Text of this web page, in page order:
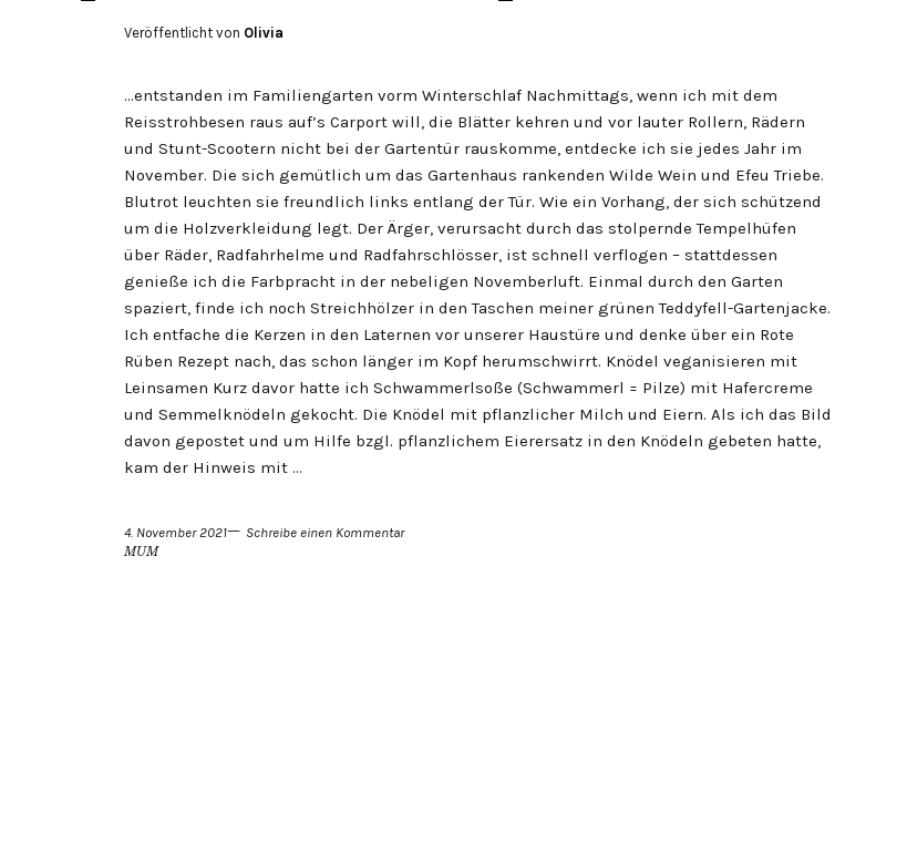
Veröffentlicht von Olivia
…entstanden im Familiengarten vorm Winterschlaf Nachmittags, wenn ich mit dem
Reisstrohbesen raus auf’s Carport will, die Blätter kehren und vor lauter Rollern, Rädern
und Stunt-Scootern nicht bei der Gartentür rauskomme, entdecke ich sie jedes Jahr im
November. Die sich gemütlich um das Gartenhaus rankenden Wilde Wein und Efeu Triebe.
Blutrot leuchten sie freundlich links entlang der Tür. Wie ein Vorhang, der sich schützend
um die Holzverkleidung legt. Der Ärger, verursacht durch das stolpernde Tempelhüfen
über Räder, Radfahrhelme und Radfahrschlösser, ist schnell verflogen – stattdessen
genieße ich die Farbpracht in der nebeligen Novemberluft. Einmal durch den Garten
spaziert, finde ich noch Streichhölzer in den Taschen meiner grünen Teddyfell-Gartenjacke.
Ich entfache die Kerzen in den Laternen vor unserer Haustüre und denke über ein Rote
Rüben Rezept nach, das schon länger im Kopf herumschwirrt. Knödel veganisieren mit
Leinsamen Kurz davor hatte ich Schwammerlsoße (Schwammerl = Pilze) mit Hafercreme
und Semmelknödeln gekocht. Die Knödel mit pflanzlicher Milch und Eiern. Als ich das Bild
davon gepostet und um Hilfe bzgl. pflanzlichem Eierersatz in den Knödeln gebeten hatte,
kam der Hinweis mit …
4. November 2021 Schreibe einen Kommentar
MUM